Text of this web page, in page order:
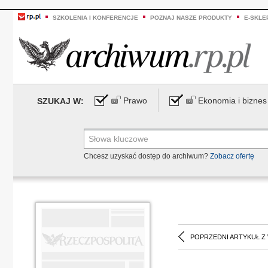
SZKOLENIA I KONFERENCJE POZNAJ NASZE PRODUKTY E-
SZUKAJ W: Prawo Ekonomia i biznes
Chcesz uzyskać dostęp do archiwum? Zobacz ofertę
POPRZEDNI ARTYKUŁ Z